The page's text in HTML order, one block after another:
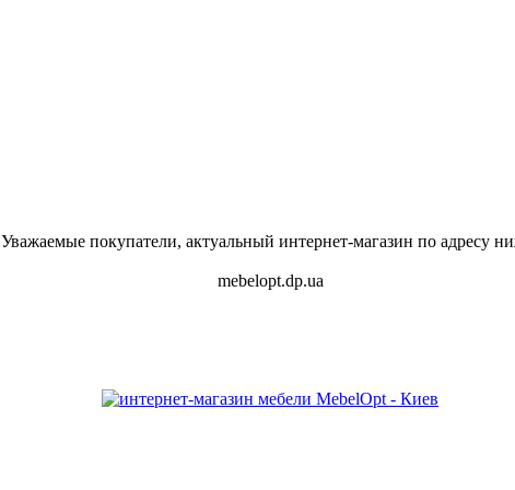
Уважаемые покупатели, актуальный интернет-магазин по адресу
mebelopt.dp.ua